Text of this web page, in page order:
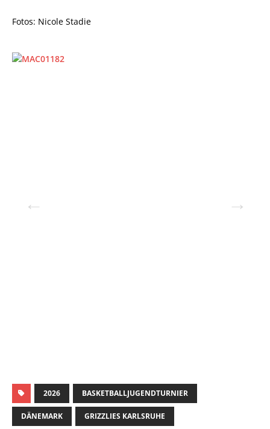
Fotos: Nicole Stadie
2026 BASKETBALLJUGENDTURNIER
DÄNEMARK GRIZZLIES KARLSRUHE